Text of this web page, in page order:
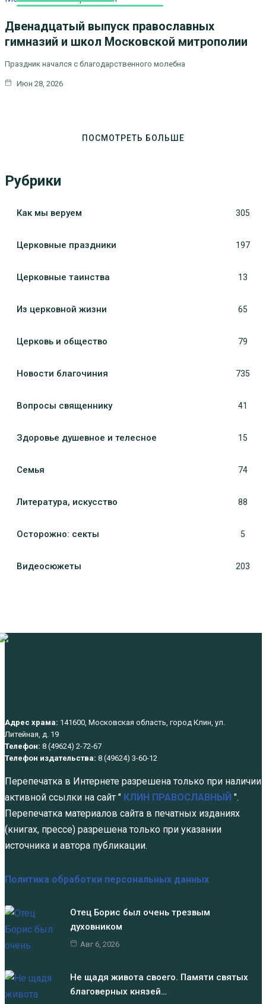
Двенадцатый выпуск православных
гимназий и школ Московской митрополии
Праздник начался с благодарственного молебна
Июн 28, 2026
ПОСМОТРЕТЬ БОЛЬШЕ
Рубрики
Как мы веруем 305
Церковные праздники 197
Церковные таинства 13
Из церковной жизни 65
Церковь и общество 79
Новости благочиния 735
Вопросы священнику 41
Здоровье душевное и телесное 15
Семья 74
Литература, искуcство 88
Осторожно: секты 5
Видеосюжеты 203
Адрес храма: 141600, Московская область, город Клин, ул.
Литейная, д. 19
Телефон: 8 (49624) 2-72-67
Телефон издательства: 8 (49624) 3-60-12
Перепечатка в Интернете разрешена только при наличии
активной ссылки на сайт " КЛИН ПРАВОСЛАВНЫЙ ".
Перепечатка материалов сайта в печатных изданиях
(книгах, прессе) разрешена только при указании
источника и автора публикации.
Политика обработки персональных данных
Отец Борис был очень трезвым
духовником
Авг 6, 2026
Не щадя живота своего. Памяти святых
благоверных князей…